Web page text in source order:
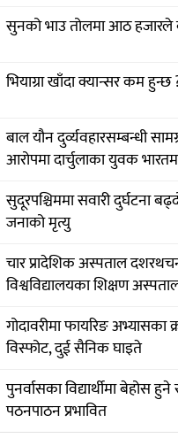
सुनको भाउ तोलमा आठ हजारले
भियाग्रा खाँदा क्यान्सर कम हुन्छ
बाल यौन दुर्व्यवहारसम्बन्धी
आरोपमा दार्चुलाका युवक
सुदूरपश्चिममा सवारी दुर्घटना
जनाको मृत्यु
चार प्रादेशिक अस्पताल
विश्वविद्यालयका शिक्षण
गोदावरीमा फायरिङ अभ्यासका
विस्फोट, दुई सैनिक घाइते
पुनर्वासका विद्यार्थीमा बेहोस
पठनपाठन प्रभावित